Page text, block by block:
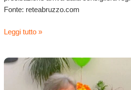
Fonte: reteabruzzo.com
Leggi tutto »
Fratelli
socialisti: